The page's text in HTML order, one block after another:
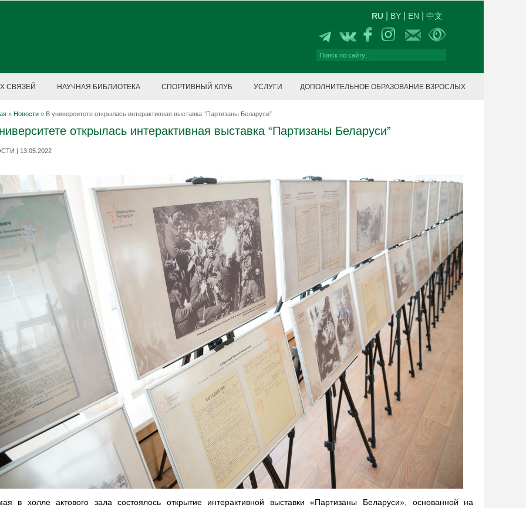
RU BY EN 中文
СВЯЗЕЙ НАУЧНАЯ БИБЛИОТЕКА СПОРТИВНЫЙ КЛУБ УСЛУГИ ДОПОЛНИТЕЛЬНОЕ ОБРАЗОВАНИЕ ВЗРОСЛЫХ
» Новости » В университете открылась интерактивная выставка “Партизаны Беларуси”
открылась интерактивная выставка “Партизаны Беларуси”
| 13.05.2022
в холле актового зала состоялось открытие интерактивной выставки «Партизаны Беларуси», основанной на